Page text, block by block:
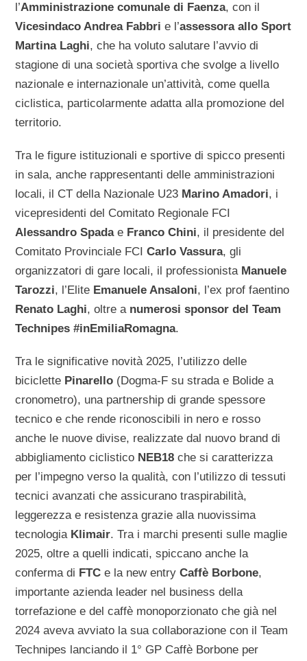
l’Amministrazione comunale di Faenza, con il
Vicesindaco Andrea Fabbri e l’assessora allo Sport
Martina Laghi, che ha voluto salutare l’avvio di
stagione di una società sportiva che svolge a livello
nazionale e internazionale un’attività, come quella
ciclistica, particolarmente adatta alla promozione del
territorio.
Tra le figure istituzionali e sportive di spicco presenti
in sala, anche rappresentanti delle amministrazioni
locali, il CT della Nazionale U23 Marino Amadori, i
vicepresidenti del Comitato Regionale FCI
Alessandro Spadae Franco Chini, il presidente del
Comitato Provinciale FCICarlo Vassura, gli
organizzatori di gare locali, il professionista Manuele
Tarozzi, l’Elite Emanuele Ansaloni, l’ex prof faentino
Renato Laghi, oltre a numerosi sponsor del Team
Technipes #inEmiliaRomagna.
Tra le significative novità 2025, l’utilizzo delle
biciclette Pinarello (Dogma-F su strada e Bolide a
cronometro), una partnership di grande spessore
tecnico e che rende riconoscibili in nero e rosso
anche le nuove divise, realizzate dal nuovo brand di
abbigliamento ciclistico NEB18 che si caratterizza
per l’impegno verso la qualità, con l’utilizzo di tessuti
tecnici avanzati che assicurano traspirabilità,
leggerezza e resistenza grazie alla nuovissima
tecnologia Klimair. Tra i marchi presenti sulle maglie
2025, oltre a quelli indicati, spiccano anche la
conferma di FTC e la new entryCaffè Borbone,
importante azienda leader nel business della
torrefazione e del caffè monoporzionato che già nel
2024 aveva avviato la sua collaborazione con il Team
Technipes lanciando il 1° GP Caffè Borbone per